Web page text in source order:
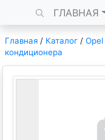
ГЛАВНАЯ
Главная / Каталог / Opel
кондиционера